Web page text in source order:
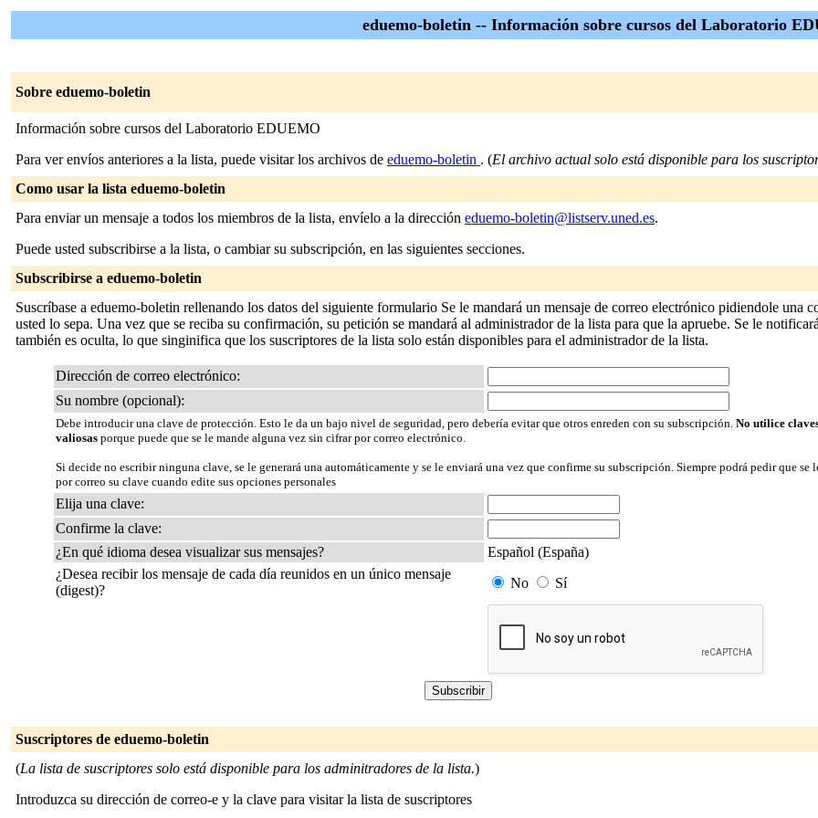
eduemo-boletin -- Información sobre cursos del Laboratorio
Sobre eduemo-boletin
Información sobre cursos del Laboratorio EDUEMO
Para ver envíos anteriores a la lista, puede visitar los archivos de eduemo-boletin . (El archivo actual solo está disponible para los
Como usar la lista eduemo-boletin
Para enviar un mensaje a todos los miembros de la lista, envíelo a la dirección eduemo-boletin@listserv.uned.es.
Puede usted subscribirse a la lista, o cambiar su subscripción, en las siguientes secciones.
Subscribirse a eduemo-boletin
Suscríbase a eduemo-boletin rellenando los datos del siguiente formulario Se le mandará un mensaje de correo electrónico pidiendole una
usted lo sepa. Una vez que se reciba su confirmación, su petición se mandará al administrador de la lista para que la apruebe. Se le
también es oculta, lo que singinifica que los suscriptores de la lista solo están disponibles para el administrador de la lista.
Dirección de correo electrónico:
Su nombre (opcional):
Debe introducir una clave de protección. Esto le da un bajo nivel de seguridad, pero debería evitar que otros enreden con su subscripción. No utilice
valiosas porque puede que se le mande alguna vez sin cifrar por correo electrónico.
Si decide no escribir ninguna clave, se le generará una automáticamente y se le enviará una vez que confirme su subscripción. Siempre podrá pedir que se
por correo su clave cuando edite sus opciones personales
Elija una clave:
Confirme la clave:
¿En qué idioma desea visualizar sus mensajes?
Español (España)
¿Desea recibir los mensaje de cada día reunidos en un único mensaje
(digest)?
No Sí
Suscriptores de eduemo-boletin
(La lista de suscriptores solo está disponible para los adminitradores de la lista.)
Introduzca su dirección de correo-e y la clave para visitar la lista de suscriptores